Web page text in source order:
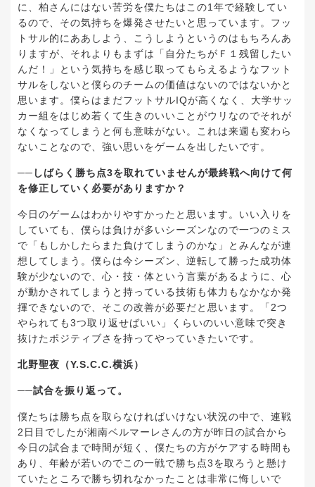
に、柏さんにはない苦労を僕たちはこの1年で経験してい
るので、その気持ちを爆発させたいと思っています。フッ
トサル的にああしよう、こうしようというのはもちろんあ
りますが、それよりもまずは「自分たちがＦ１残留したい
んだ！」という気持ちを感じ取ってもらえるようなフット
サルをしないと僕らのチームの価値はないのではないかと
思います。僕らはまだフットサルIQが高くなく、大学サッ
カー組をはじめ若くて生きのいいことがウリなのでそれが
なくなってしまうと何も意味がない。これは来週も変わら
ないことなので、強い思いをゲームを出したいです。
──しばらく勝ち点3を取れていませんが最終戦へ向けて何
を修正していく必要がありますか？
今日のゲームはわかりやすかったと思います。いい入りを
していても、僕らは負けが多いシーズンなので一つのミス
で「もしかしたらまた負けてしまうのかな」とみんなが連
想してしまう。僕らは今シーズン、逆転して勝った成功体
験が少ないので、心・技・体という言葉があるように、心
が動かされてしまうと持っている技術も体力もなかなか発
揮できないので、そこの改善が必要だと思います。「2つ
やられても3つ取り返せばいい」くらいのいい意味で突き
抜けたポジティブさを持ってやっていきたいです。
北野聖夜（Y.S.C.C.横浜）
──試合を振り返って。
僕たちは勝ち点を取らなければいけない状況の中で、連戦
2日目でしたが湘南ベルマーレさんの方が昨日の試合から
今日の試合まで時間が短く、僕たちの方がケアする時間も
あり、年齢が若いのでこの一戦で勝ち点3を取ろうと懸け
ていたところで勝ち切れなかったことは非常に悔しいで